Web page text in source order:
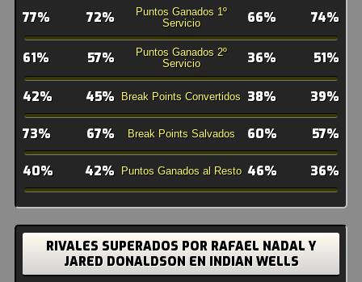
77% 72%
Puntos Ganados 1º
Servicio
66% 74%
61% 57%
Puntos Ganados 2º
Servicio
36% 51%
42% 45% Break Points Convertidos 38% 39%
73% 67% Break Points Salvados 60% 57%
40% 42% Puntos Ganados al Resto 46% 36%
RIVALES SUPERADOS POR RAFAEL NADAL Y
JARED DONALDSON EN INDIAN WELLS